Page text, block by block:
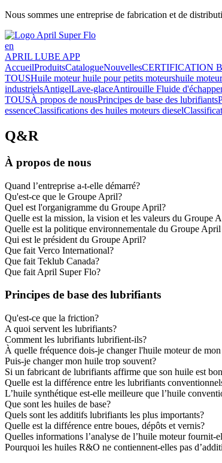
Nous sommes une entreprise de fabrication et de
en
APRIL LUBE APP
AccueilProduitsCatalogueNouvellesCERTIFICATION
TOUSHuile moteurhuile pour petits moteurshuile
industrielsAntigelLave-glaceAntirouille Fluide
TOUSÀ propos de nousPrincipes de base des lubrifiants
essenceClassifications des huiles moteurs diesel
Q&R
À propos de nous
Quand l’entreprise a-t-elle démarré?
Qu'est-ce que le Groupe April?
Quel est l'organigramme du Groupe April?
Quelle est la mission, la vision et les valeurs du Groupe
Quelle est la politique environnementale du Groupe April
Qui est le président du Groupe April?
Que fait Verco International?
Que fait Teklub Canada?
Que fait April Super Flo?
Principes de base des lubrifiants
Qu'est-ce que la friction?
A quoi servent les lubrifiants?
Comment les lubrifiants lubrifient-ils?
À quelle fréquence dois-je changer l'huile moteur de
Puis-je changer mon huile trop souvent?
Si un fabricant de lubrifiants affirme que son huile est
Quelle est la différence entre les lubrifiants
L’huile synthétique est-elle meilleure que l’huile
Que sont les huiles de base?
Quels sont les additifs lubrifiants les plus importants?
Quelle est la différence entre boues, dépôts et vernis?
Quelles informations l’analyse de l’huile moteur fournit-
Pourquoi les huiles R&O ne contiennent-elles pas